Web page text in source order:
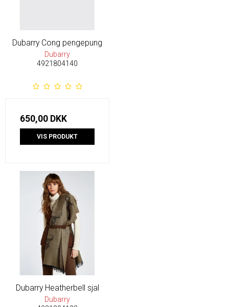
Dubarry Cong pengepung
Dubarry
4921804140
650,00 DKK
VIS PRODUKT
Dubarry Heatherbell sjal
Dubarry